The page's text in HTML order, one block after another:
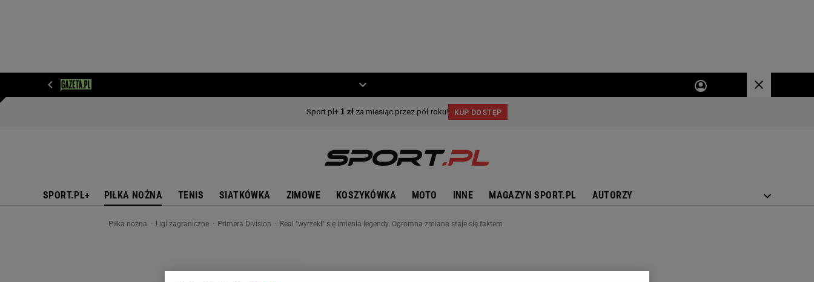
SPORT.PL+ PIŁKA NOŻNA TENIS SIATKÓWKA ZIMOWE KOSZYKÓWKA MOTO INNE MAGAZYN SPORT.PL AUTORZY
Piłka nożna Ligi zagraniczne Primera Division Real "wyrzekł" się imienia legendy. Ogromna zmiana staje się faktem